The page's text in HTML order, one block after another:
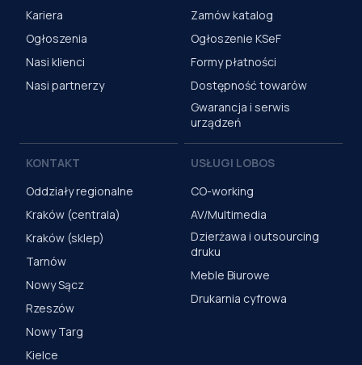
Kariera
Ogłoszenia
Nasi klienci
Nasi partnerzy
Zamów katalog
Ogłoszenie KSeF
Formy płatności
Dostępność towarów
Gwarancja i serwis
urządzeń
KONTAKT
Oddziały regionalne
Kraków (centrala)
Kraków (sklep)
Tarnów
Nowy Sącz
Rzeszów
Nowy Targ
Kielce
USŁUGI LOBOS
CO-working
AV/Multimedia
Dzierżawa i outsourcing
druku
Meble Biurowe
Drukarnia cyfrowa